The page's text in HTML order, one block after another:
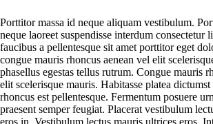
Porttitor massa id neque aliquam vestibulum.
neque laoreet suspendisse interdum consectetur
faucibus a pellentesque sit amet porttitor eget
congue mauris rhoncus aenean vel elit
phasellus egestas tellus rutrum. Congue mauris
elit scelerisque mauris. Habitasse platea
rhoncus est pellentesque. Fermentum posuere
praesent semper feugiat. Placerat vestibulum
eros in. Vestibulum lectus mauris ultrices eros.